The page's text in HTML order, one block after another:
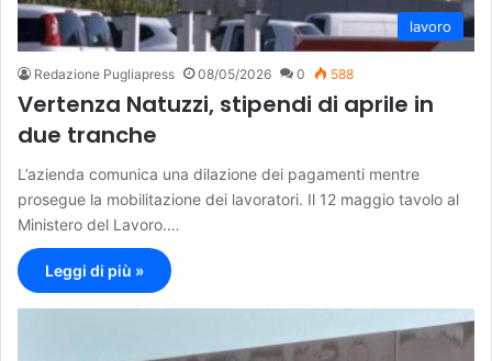
lavoro
Redazione Pugliapress 08/05/2026 0 588
Vertenza Natuzzi, stipendi di aprile in
due tranche
L’azienda comunica una dilazione dei pagamenti mentre
prosegue la mobilitazione dei lavoratori. Il 12 maggio tavolo al
Ministero del Lavoro.…
Leggi di più »